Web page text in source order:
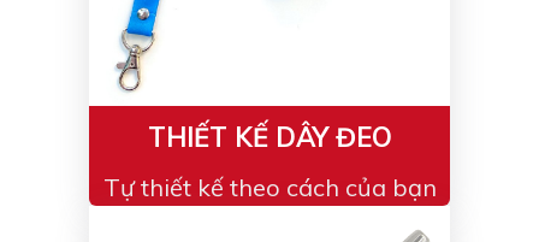
Bạc - Cam
Đỏ - Bạc
Đen - Trắng
Bạc - Đen
Xanh xám
Cà phê
THIẾT KẾ DÂY ĐEO
Tự thiết kế theo cách của bạn